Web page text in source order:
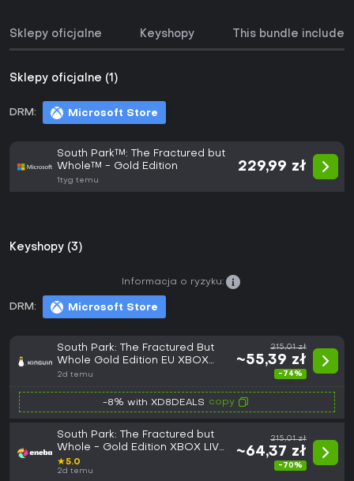
Sklepy oficjalne Keyshopy This bundle includes
Sklepy oficjalne (1)
DRM: Microsoft Store
South Park™: The Fractured but
Whole™ - Gold Edition
1tyg temu
229,99 zł
Keyshopy (3)
DRM: Microsoft Store
Informacja o ryzyku:
South Park: The Fractured But
Whole Gold Edition EU XBOX
One CD Key
2d temu
215,01 zł
~55,39 zł
-74%
-8% with XD8DEALS copy
South Park: The Fractured but
Whole - Gold Edition XBOX LIVE
Key EUROPE
★5.0
2d temu
215,01 zł
~64,37 zł
-70%